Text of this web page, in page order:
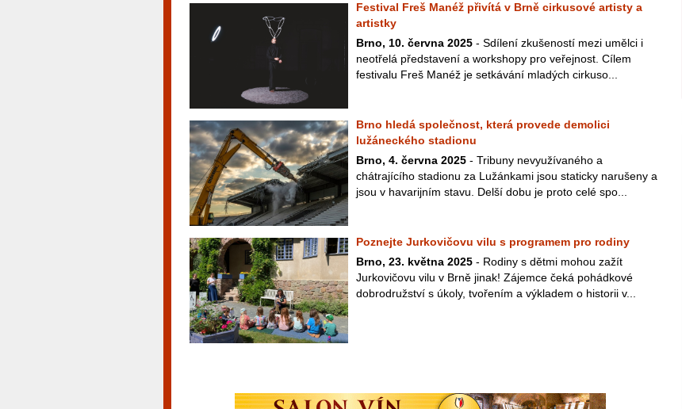
Festival Freš Manéž přivítá v Brně cirkusové artisty a
artistky
Brno, 10. června 2025 - Sdílení zkušeností mezi umělci i
neotřelá představení a workshopy pro veřejnost. Cílem
festivalu Freš Manéž je setkávání mladých cirkuso...
Brno hledá společnost, která provede demolici
lužáneckého stadionu
Brno, 4. června 2025 - Tribuny nevyužívaného a
chátrajícího stadionu za Lužánkami jsou staticky narušeny a
jsou v havarijním stavu. Delší dobu je proto celé spo...
Poznejte Jurkovičovu vilu s programem pro rodiny
Brno, 23. května 2025 - Rodiny s dětmi mohou zažít
Jurkovičovu vilu v Brně jinak! Zájemce čeká pohádkové
dobrodružství s úkoly, tvořením a výkladem o historii v...